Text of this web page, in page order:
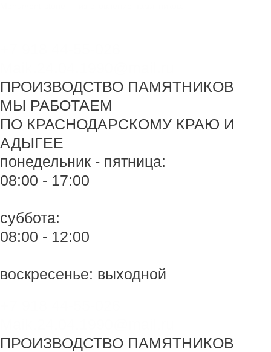
ПРОИЗВОДСТВО ПАМЯТНИКОВ
МЫ РАБОТАЕМ
ПО КРАСНОДАРСКОМУ КРАЮ И
АДЫГЕЕ
понедельник - пятница:
08:00 - 17:00
суббота:
08:00 - 12:00
воскресенье: выходной
ПРОИЗВОДСТВО ПАМЯТНИКОВ